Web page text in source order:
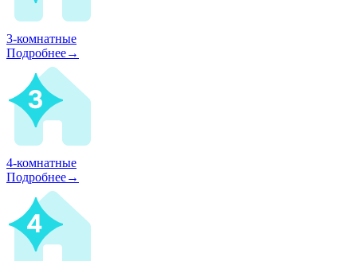
3-комнатные
Подробнее→
4-комнатные
Подробнее→